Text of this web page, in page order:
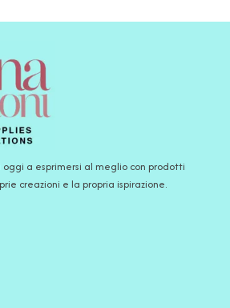
a esprimersi al meglio con prodotti
creazioni e la propria ispirazione.